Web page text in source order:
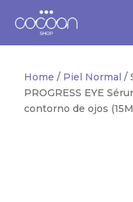
Home / Piel Normal /
PROGRESS EYE
contorno de ojos